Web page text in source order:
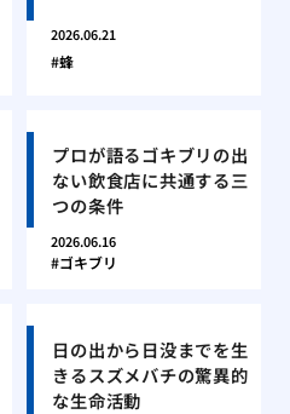
2026.06.21
蜂
プロが語るゴキブリの出
ない飲食店に共通する三
つの条件
2026.06.16
ゴキブリ
日の出から日没までを生
きるスズメバチの驚異的
な生命活動